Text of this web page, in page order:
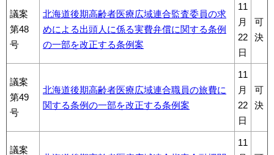
議案
第48
号
北海道後期高齢者医療広域連合監査委員の求
めによる出頭人に係る実費弁償に関する条例
の一部を改正する条例案
11
月
22
日
可
決
議案
第49
号
北海道後期高齢者医療広域連合職員の旅費に
関する条例の一部を改正する条例案
11
月
22
日
可
決
議案
11